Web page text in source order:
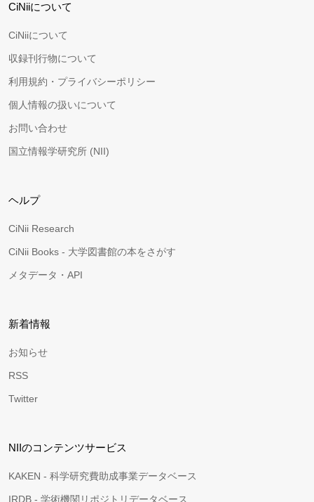
CiNiiについて
CiNiiについて
収録刊行物について
利用規約・プライバシーポリシー
個人情報の扱いについて
お問い合わせ
国立情報学研究所 (NII)
ヘルプ
CiNii Research
CiNii Books - 大学図書館の本をさがす
メタデータ・API
新着情報
お知らせ
RSS
Twitter
NIIのコンテンツサービス
KAKEN - 科学研究費助成事業データベース
IRDB - 学術機関リポジトリデータベース